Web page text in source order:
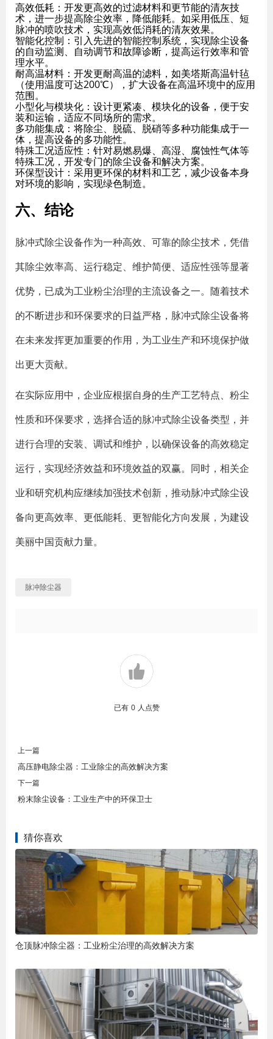
高效低耗 ：开发更高效的过滤材料和更节能的清灰技
术，进一步提高除尘效率，降低能耗。如采用低压、短
脉冲的喷吹技术，实现高效低消耗的清灰效果。
智能化控制 ：引入先进的智能控制系统，实现除尘设备
的自动监测、自动调节和故障诊断，提高运行效率和管
理水平。
耐高温材料 ：开发更耐高温的滤料，如美塔斯高温针毡
（使用温度可达200℃），扩大设备在高温环境中的应用
范围。
小型化与模块化 ：设计更紧凑、模块化的设备，便于安
装和运输，适应不同场所的需求。
多功能集成 ：将除尘、脱硫、脱硝等多种功能集成于一
体，提高设备的多功能性。
特殊工况适应性 ：针对易燃易爆、高湿、腐蚀性气体等
特殊工况，开发专门的除尘设备和解决方案。
环保型设计 ：采用更环保的材料和工艺，减少设备本身
对环境的影响，实现绿色制造。
六、结论
脉冲式除尘设备作为一种高效、可靠的除尘技术，凭借
其除尘效率高、运行稳定、维护简便、适应性强等显著
优势，已成为工业粉尘治理的主流设备之一。随着技术
的不断进步和环保要求的日益严格，脉冲式除尘设备将
在未来发挥更加重要的作用，为工业生产和环境保护做
出更大贡献。
在实际应用中，企业应根据自身的生产工艺特点、粉尘
性质和环保要求，选择合适的脉冲式除尘设备类型，并
进行合理的安装、调试和维护，以确保设备的高效稳定
运行，实现经济效益和环境效益的双赢。同时，相关企
业和研究机构应继续加强技术创新，推动脉冲式除尘设
备向更高效率、更低能耗、更智能化方向发展，为建设
美丽中国贡献力量。
脉冲除尘器
已有 0 人点赞
上一篇
高压静电除尘器：工业除尘的高效解决方案
下一篇
粉末除尘设备：工业生产中的环保卫士
猜你喜欢
仓顶脉冲除尘器：工业粉尘治理的高效解决方案